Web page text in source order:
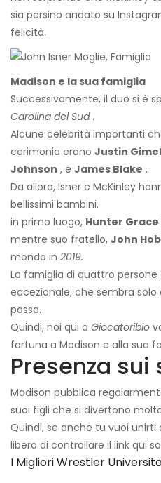
sia persino andato su
felicità.
Madison e la sua famiglia
Successivamente, il duo si è
Carolina del Sud.
Alcune celebrità importanti
cerimonia erano Justin
Johnson , e James Blake .
Da allora, Isner e McKinley
bellissimi bambini.
in primo luogo, Hunter Grace
mentre suo fratello, John
mondo in 2019.
La famiglia di quattro
eccezionale, che sembra
passa.
Quindi, noi qui a Giocatoribio
fortuna a Madison e alla sua
Presenza
Madison pubblica
suoi figli che si divertono
Quindi, se anche tu vuoi unirti
libero di controllare il link qui
I Migliori Wrestler